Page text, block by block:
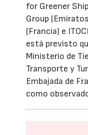
for Greener
Group
(Francia) e
está previsto
Ministerio de
Transporte y
Embajada de
como